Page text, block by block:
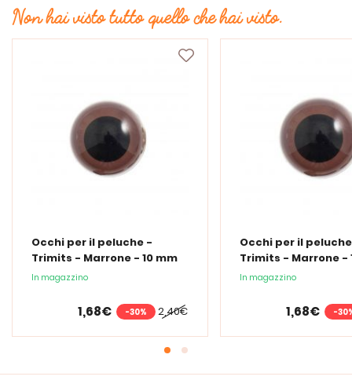
Non hai visto tutto quello che hai visto.
Occhi per il peluche -
Trimits - Marrone - 10 mm
In magazzino
2,40€
1,68€ -30%
Occhi per il
Trimits - Marrone -
In magazzino
1,68€ -